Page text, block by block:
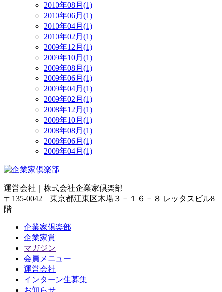
2010年08月(1)
2010年06月(1)
2010年04月(1)
2010年02月(1)
2009年12月(1)
2009年10月(1)
2009年08月(1)
2009年06月(1)
2009年04月(1)
2009年02月(1)
2008年12月(1)
2008年10月(1)
2008年08月(1)
2008年06月(1)
2008年04月(1)
運営会社｜ 株式会社企業家倶楽部
〒135-0042 東京都江東区木場３－１６－８ レッタスビル8
階
企業家倶楽部
企業家賞
マガジン
会員メニュー
運営会社
インターン生募集
お知らせ